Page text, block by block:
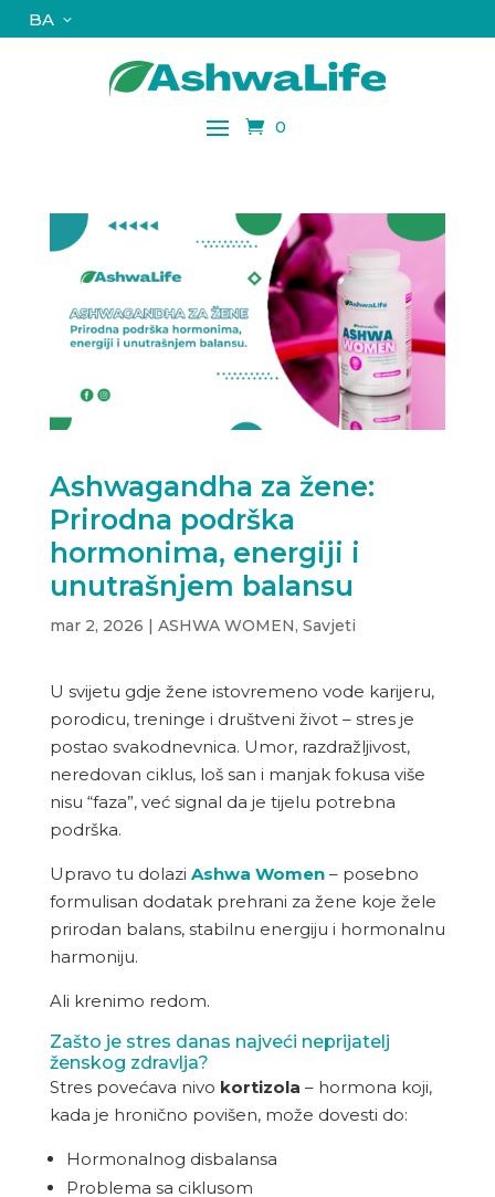
BA
0
Ashwagandha za žene:
Prirodna podrška
hormonima, energiji i
unutrašnjem balansu
mar 2, 2026 | ASHWA WOMEN, Savjeti
U svijetu gdje žene istovremeno vode karijeru,
porodicu, treninge i društveni život – stres je
postao svakodnevnica. Umor, razdražljivost,
neredovan ciklus, loš san i manjak fokusa više
nisu “faza”, već signal da je tijelu potrebna
podrška.
Upravo tu dolazi Ashwa Women– posebno
formulisan dodatak prehrani za žene koje žele
prirodan balans, stabilnu energiju i hormonalnu
harmoniju.
Ali krenimo redom.
Zašto je stres danas najveći neprijatelj
ženskog zdravlja?
Stres povećava nivo kortizola – hormona koji,
kada je hronično povišen, može dovesti do:
Hormonalnog disbalansa
Problema sa ciklusom